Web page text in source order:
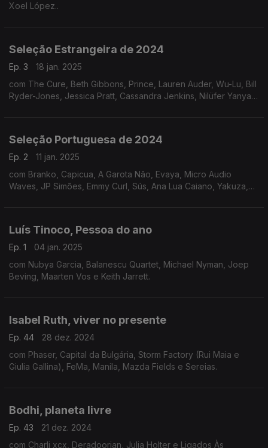
Xoel López..
Seleção Estrangeira de 2024
Ep. 3
18 jan. 2025
com The Cure, Beth Gibbons, Prince, Lauren Auder, Wu-Lu, Bill
Ryder-Jones, Jessica Pratt, Cassandra Jenkins, Nilüfer Yanya,
Seleção Portuguesa de 2024
Ep. 2
11 jan. 2025
com Branko, Capicua, A Garota Não, Evaya, Micro Audio
Waves, JP Simões, Emmy Curl, Sús, Ana Lua Caiano, Yakuza,
Luís Tinoco, Pessoa do ano
Ep. 1
04 jan. 2025
com Nubya Garcia, Balanescu Quartet, Michael Nyman, Joep
Beving, Maarten Vos e Keith Jarrett.
Isabel Ruth, viver no presente
Ep. 44
28 dez. 2024
com Phaser, Capital da Bulgária, Storm Factory (Rui Maia e
Giulia Gallina), FeMa, Manila, Mazda Fields e Sereias.
Bodhi, planeta livre
Ep. 43
21 dez. 2024
com Charli xcx, Deradoorian, Julia Holter e Ligados Às